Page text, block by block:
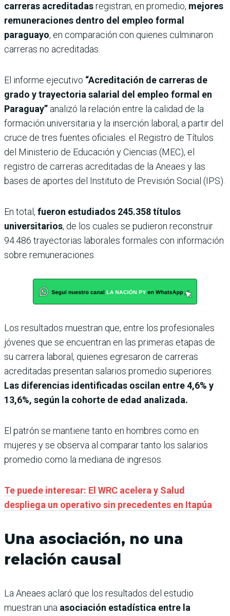
carreras acreditadasregistran, en promedio, mejores
remuneraciones dentro del empleo formal
paraguayo, en comparación con quienes culminaron
carreras no acreditadas.
El informe ejecutivo “Acreditación de carreras de
grado y trayectoria salarial del empleo formal en
Paraguay” analizó la relación entre la calidad de la
formación universitaria y la inserción laboral, a partir del
cruce de tres fuentes oficiales: el Registro de Títulos
del Ministerio de Educación y Ciencias (MEC), el
registro de carreras acreditadas de la Aneaes y las
bases de aportes del Instituto de Previsión Social (IPS).
En total, fueron estudiados 245.358 títulos
universitarios, de los cuales se pudieron reconstruir
94.486 trayectorias laborales formales con información
sobre remuneraciones.
Los resultados muestran que, entre los profesionales
jóvenes que se encuentran en las primeras etapas de
su carrera laboral, quienes egresaron de carreras
acreditadas presentan salarios promedio superiores.
Las diferencias identificadas oscilan entre 4,6% y
13,6%, según la cohorte de edad analizada.
El patrón se mantiene tanto en hombres como en
mujeres y se observa al comparar tanto los salarios
promedio como la mediana de ingresos.
Te puede interesar: El WRC acelera y Salud
despliega un operativo sin precedentes en Itapúa
Una asociación, no una
relación causal
La Aneaes aclaró que los resultados del estudio
muestran una asociación estadística entre la